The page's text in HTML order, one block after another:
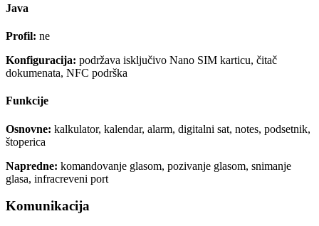
Java
Profil: ne
Konfiguracija: podržava isključivo Nano SIM karticu, čitač
dokumenata, NFC podrška
Funkcije
Osnovne: kalkulator, kalendar, alarm, digitalni sat, notes, podsetnik,
štoperica
Napredne: komandovanje glasom, pozivanje glasom, snimanje
glasa, infracreveni port
Komunikacija